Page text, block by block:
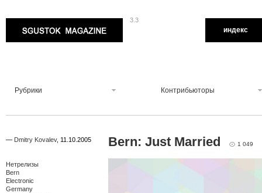
3.3
индекс
Рубрики Контрибьюторы
— Dmitry Kovalev, 11.10.2005
Нетрелизы
Bern
Electronic
Germany
Bern: Just Married 1 049